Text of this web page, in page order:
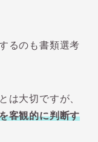
るのも書類選考
は大切ですが、
客観的に判断す